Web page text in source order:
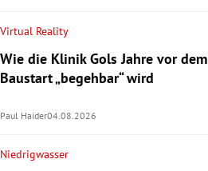
Virtual Reality
Wie die Klinik Gols Jahre vor dem
Baustart „begehbar“ wird
Paul Haider04.08.2026
Niedrigwasser